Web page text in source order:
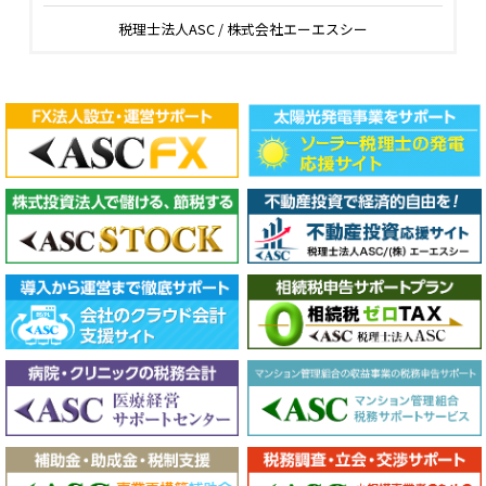
税理士法人ASC / 株式会社エーエスシー